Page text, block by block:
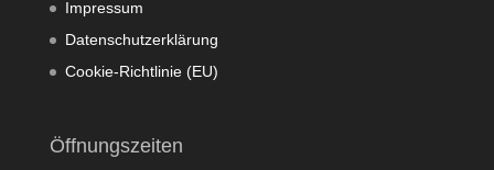
Impressum
Datenschutzerklärung
Cookie-Richtlinie (EU)
Öffnungszeiten